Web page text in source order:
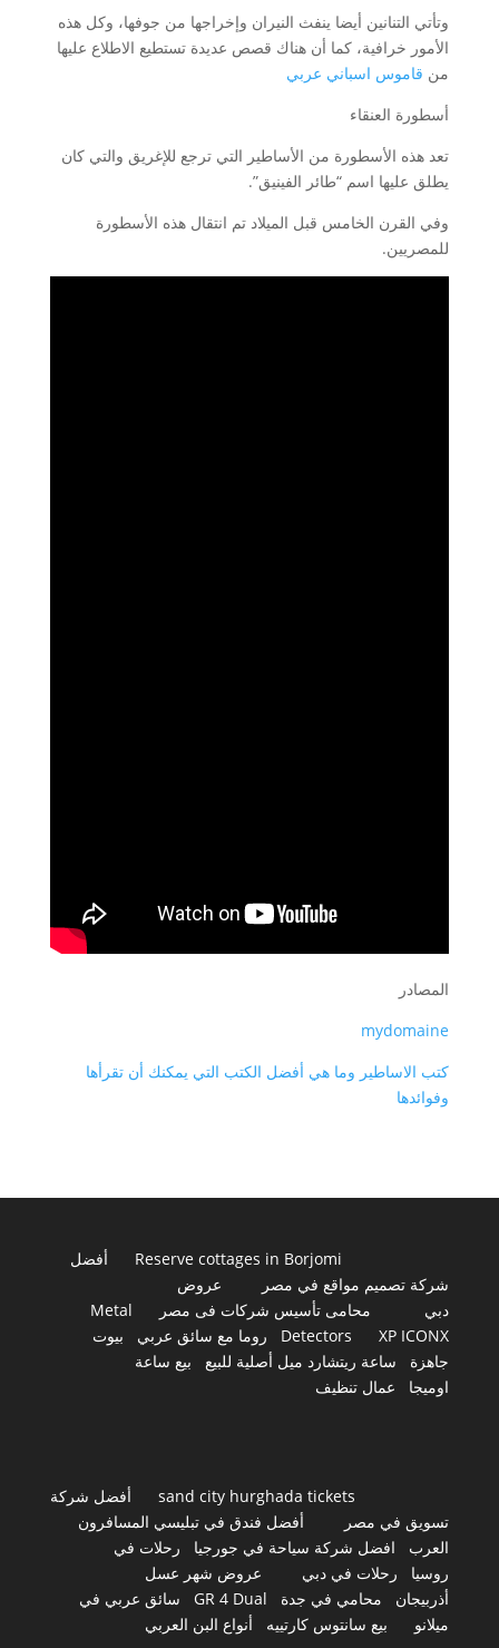
وتأتي التنانين أيضا ينفث النيران وإخراجها من جوفها، وكل هذه
الأمور خرافية، كما أن هناك قصص عديدة تستطيع الاطلاع عليها
من قاموس اسباني عربي
أسطورة العنقاء
تعد هذه الأسطورة من الأساطير التي ترجع للإغريق والتي كان
يطلق عليها اسم “طائر الفينيق”.
وفي القرن الخامس قبل الميلاد تم انتقال هذه الأسطورة
للمصريين.
المصادر
mydomaine
كتب الاساطير وما هي أفضل الكتب التي يمكنك أن تقرأها
وفوائدها
Reserve cottages in Borjomi
أفضل
شركة تصميم مواقع في مصر
عروض
دبي
محامى تأسيس شركات فى مصر
Metal
Detectors
XP ICONX روما مع سائق عربي
بيوت
جاهزة
ساعة ريتشارد ميل أصلية للبيع
بيع ساعة
اوميجا
عمال تنظيف
sand city hurghada tickets
أفضل شركة
تسويق في مصر
أفضل فندق في تبليسي المسافرون
العرب
افضل شركة سياحة في جورجيا
رحلات في
روسيا
رحلات في دبي
عروض شهر عسل
أذربيجان
محامي في جدة GR 4 Dual
سائق عربي في
ميلانو
بيع سانتوس كارتييه أنواع البن العربي